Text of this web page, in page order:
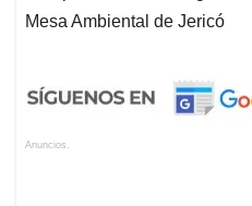
Mesa Ambiental de Jericó
Anuncios.